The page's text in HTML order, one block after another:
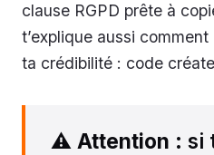
clause RGPD prête à
t’explique aussi
ta crédibilité : code
⚠️ Attention : si